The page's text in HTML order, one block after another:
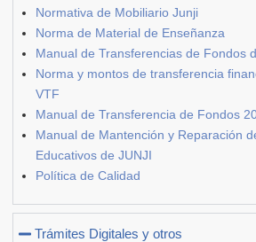
Normativa de Mobiliario Junji
Norma de Material de Enseñanza
Manual de Transferencias de Fondos
Norma y montos de transferencia
VTF
Manual de Transferencia de Fondos
Manual de Mantención y Reparación
Educativos de JUNJI
Política de Calidad
Trámites Digitales y otros